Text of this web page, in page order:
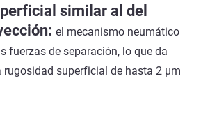
similar al del
el mecanismo neumático
fuerzas de separación, lo que da
superficial de hasta 2 µm